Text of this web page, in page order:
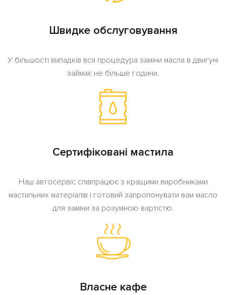
Швидке обслуговування
У більшості випадків вся процедура заміни масла в двигуні
займає не більше години.
Сертифіковані мастила
Наш автосервіс співпрацює з кращими виробниками
мастильних матеріалів і готовий запропонувати вам масло
для заміни за розумною вартістю.
Власне кафе